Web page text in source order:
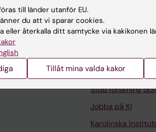
Stöd forskning
Jobba på KI
Karolinska
till länder utanför EU.
du att vi sparar cookies.
eller återkalla ditt samtycke via kakikonen
Tillåt mina valda kakor